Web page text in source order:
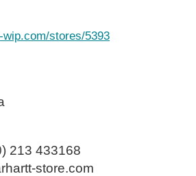
stores/5393
213 433168
store.com